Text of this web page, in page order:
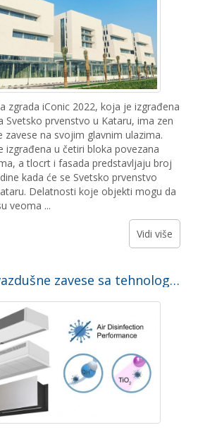
zgrada iConic 2022, koja je izgrađena
Svetsko prvenstvo u Kataru, ima zen
zavese na svojim glavnim ulazima.
izgrađena u četiri bloka povezana
a tlocrt i fasada predstavljaju broj
kada će se Svetsko prvenstvo
Delatnosti koje objekti mogu da
veoma ...
Vidi više
Nove vazdušne zavese sa tehnologijom prečišćavanja i dezinfekcije